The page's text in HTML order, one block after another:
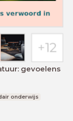
gevoelens
onderwijs